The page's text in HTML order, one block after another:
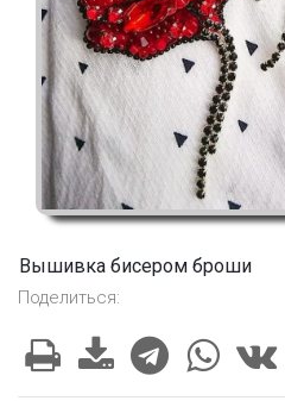
Вышивка бисером броши
Поделиться: